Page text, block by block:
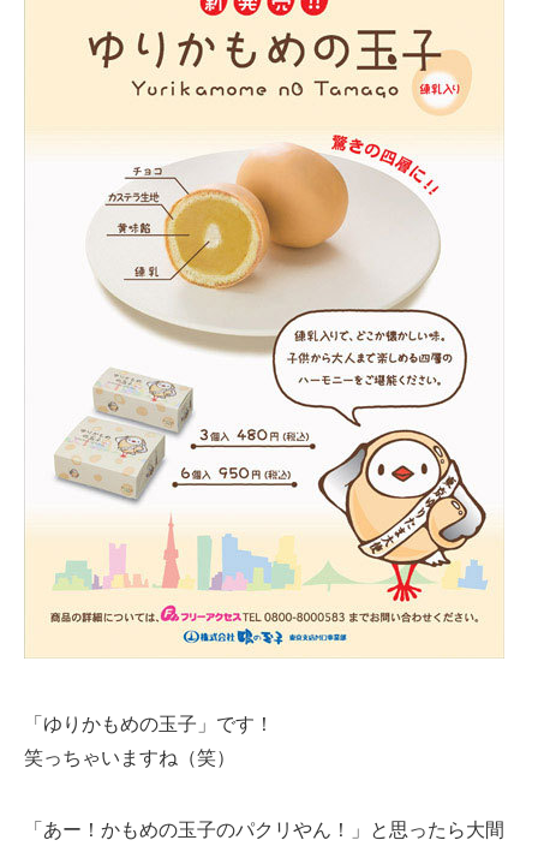
「ゆりかもめの玉子」です！
笑っちゃいますね（笑）
「あー！かもめの玉子のパクリやん！」と思ったら大間